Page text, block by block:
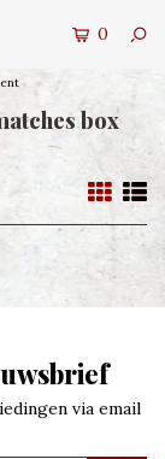
0
box
via email